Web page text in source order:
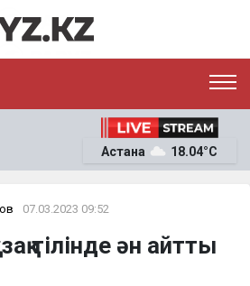
ЭКОНОМИКА
ОҚИҒА
News
Астана 18.04°C
07.03.2023 09:52
тілінде ән айтты